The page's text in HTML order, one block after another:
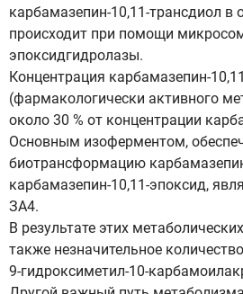
карбамазепин-10,11-трансдиол в
происходит при помощи
эпоксидгидролазы.
Концентрация карбамазепин-
(фармакологически активного
около 30 % от концентрации
Основным изоферментом,
биотрансформацию
карбамазепин-10,11-эпоксид,
ЗА4.
В результате этих
также незначительное
9-гидроксиметил-10-